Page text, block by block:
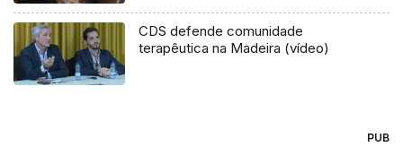
CDS defende comunidade
terapêutica na Madeira (vídeo)
PUB